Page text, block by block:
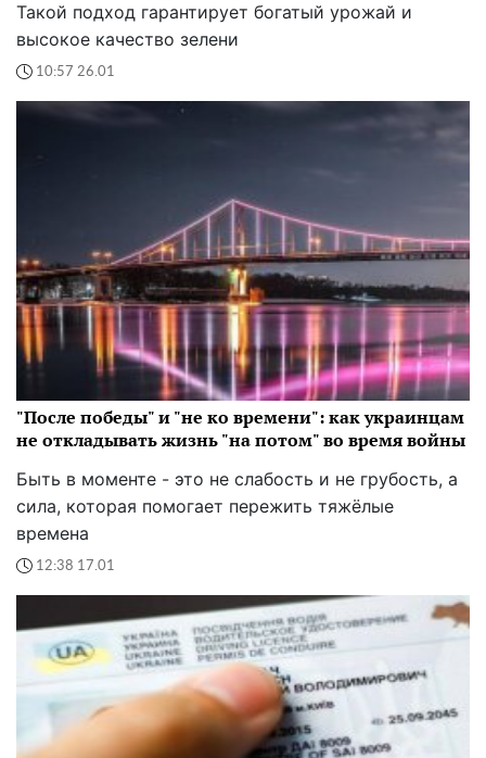
Такой подход гарантирует богатый урожай и
высокое качество зелени
10:57 26.01
"После победы" и "не ко времени": как украинцам
не откладывать жизнь "на потом" во время войны
Быть в моменте - это не слабость и не грубость, а
сила, которая помогает пережить тяжёлые
времена
12:38 17.01